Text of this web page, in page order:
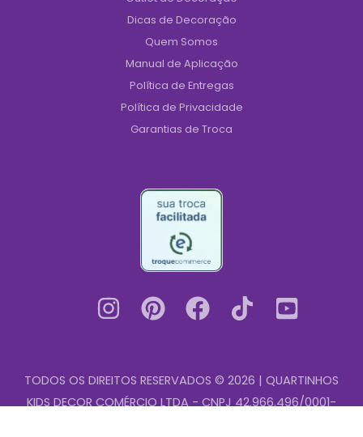
Dicas de Decoração
Quem Somos
Manual de Aplicação
Política de Entregas
Política de Privacidade
Garantias de Troca
TODOS OS DIREITOS RESERVADOS © 2026 | QUARTINHOS
KIDS DECOR COMÉRCIO LTDA - CNPJ 42.966.496/0001-